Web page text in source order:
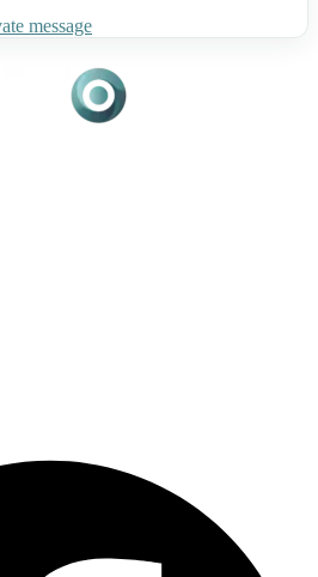
message